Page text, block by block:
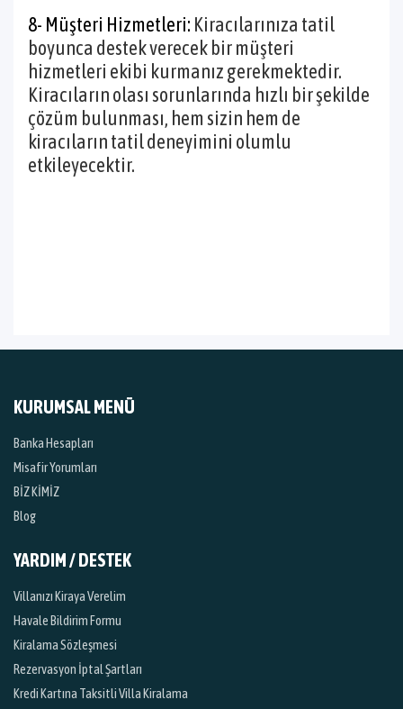
8- Müşteri Hizmetleri: Kiracılarınıza tatil
boyunca destek verecek bir müşteri
hizmetleri ekibi kurmanız gerekmektedir.
Kiracıların olası sorunlarında hızlı bir şekilde
çözüm bulunması, hem sizin hem de
kiracıların tatil deneyimini olumlu
etkileyecektir.
KURUMSAL MENÜ
Banka Hesapları
Misafir Yorumları
BİZ KİMİZ
Blog
YARDIM / DESTEK
Villanızı Kiraya Verelim
Havale Bildirim Formu
Kiralama Sözleşmesi
Rezervasyon İptal Şartları
Kredi Kartına Taksitli Villa Kiralama